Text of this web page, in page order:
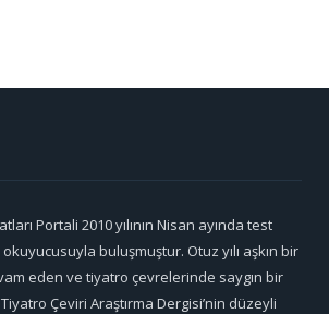
Portali 2010 yılının Nisan ayında test
okuyucusuyla buluşmuştur. Otuz yılı aşkın bir
eden ve tiyatro çevrelerinde saygın bir
Çeviri Araştırma Dergisi’nin düzeyli